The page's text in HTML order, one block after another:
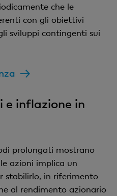
che le
con gli obiettivi
sviluppi contingenti sui
e inflazione in
prolungati mostrano
azioni implica un
stabilirlo, in riferimento
al rendimento azionario